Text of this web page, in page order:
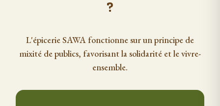
?
L'épicerie SAWA fonctionne sur un principe de
mixité de publics, favorisant la solidarité et le vivre-
ensemble.